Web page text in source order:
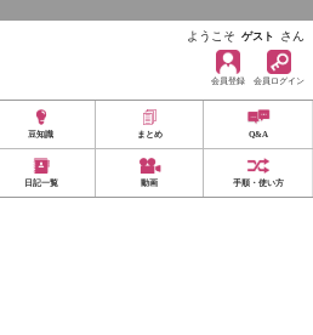
ようこそ ゲスト さん
会員登録 会員ログイン
豆知識 まとめ Q&A
日記一覧 動画 手順・使い方